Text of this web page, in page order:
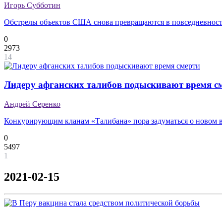
Игорь Субботин
Обстрелы объектов США снова превращаются в
0
2973
14
Лидеру афганских талибов подыскивают время
Андрей Серенко
Конкурирующим кланам «Талибана» пора задуматься о новом
0
5497
1
2021-02-15